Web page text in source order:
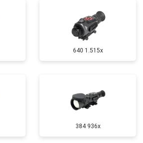
640 1.515x
384 936x